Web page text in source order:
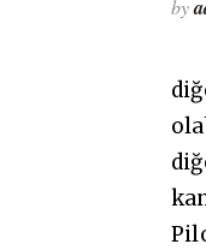
by